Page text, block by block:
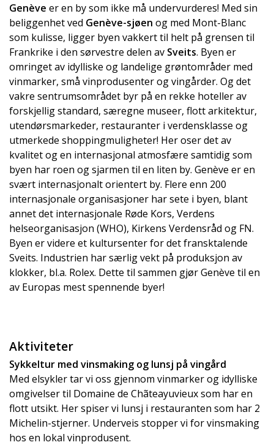
Genève er en by som ikke må undervurderes! Med sin
beliggenhet ved Genève-sjøen og med Mont-Blanc
som kulisse, ligger byen vakkert til helt på grensen til
Frankrike i den sørvestre delen av Sveits. Byen er
omringet av idylliske og landelige grøntområder med
vinmarker, små vinprodusenter og vingårder. Og det
vakre sentrumsområdet byr på en rekke hoteller av
forskjellig standard, særegne museer, flott arkitektur,
utendørsmarkeder, restauranter i verdensklasse og
utmerkede shoppingmuligheter! Her oser det av
kvalitet og en internasjonal atmosfære samtidig som
byen har roen og sjarmen til en liten by. Genève er en
svært internasjonalt orientert by. Flere enn 200
internasjonale organisasjoner har sete i byen, blant
annet det internasjonale Røde Kors, Verdens
helseorganisasjon (WHO), Kirkens Verdensråd og FN.
Byen er videre et kultursenter for det fransktalende
Sveits. Industrien har særlig vekt på produksjon av
klokker, bl.a. Rolex. Dette til sammen gjør Genève til en
av Europas mest spennende byer!
Aktiviteter
Sykkeltur med vinsmaking og lunsj på vingård
Med elsykler tar vi oss gjennom vinmarker og idylliske
omgivelser til Domaine de Chãteayuvieux som har en
flott utsikt. Her spiser vi lunsj i restauranten som har 2
Michelin-stjerner. Underveis stopper vi for vinsmaking
hos en lokal vinprodusent.